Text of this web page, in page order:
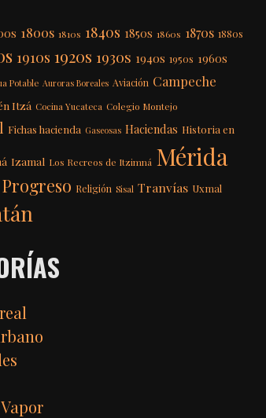
1800s 1810s 1840s 1850s 1860s 1870s 1880s
1910s 1920s 1930s 1940s 1950s 1960s
Potable Auroras Boreales Aviación Campeche
Itzá Cocina Yucateca Colegio Montejo
Fichas hacienda Gaseosas Haciendas Historia en
Izamal Los Recreos de Itzimná Mérida
Progreso Religión Sisal Tranvías Uxmal